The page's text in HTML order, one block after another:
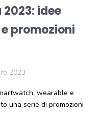
idee
promozioni
2023
wearable e
una serie di promozioni